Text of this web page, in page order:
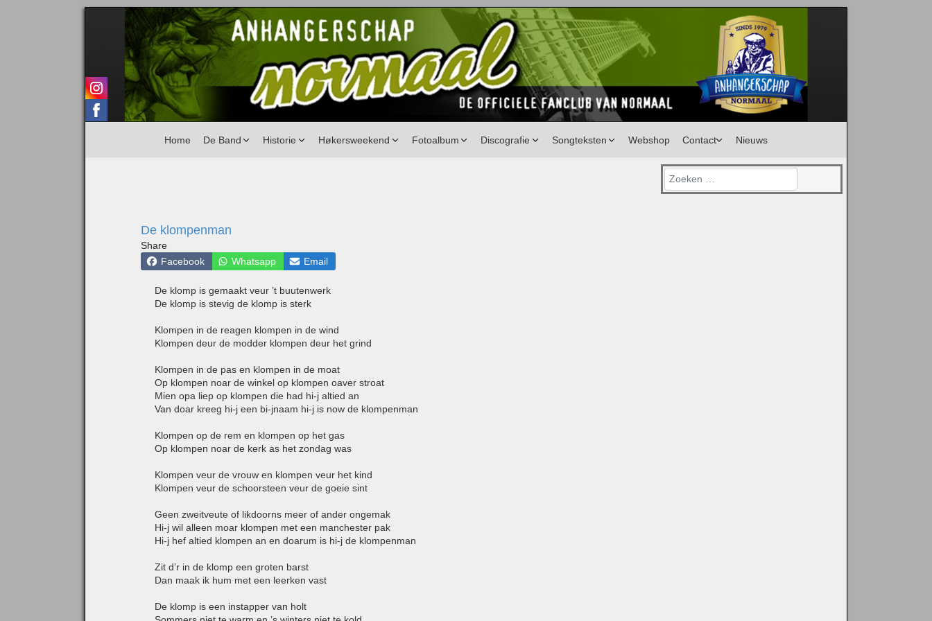
Home De Band Historie Høkersweekend Fotoalbum Discografie Songteksten Webshop Contact Nieuws
Zoeken
De klompenman
Share
Facebook
Whatsapp Email
De klomp is gemaakt veur ’t buutenwerk
De klomp is stevig de klomp is sterk
Klompen in de reagen klompen in de wind
Klompen deur de modder klompen deur het grind
Klompen in de pas en klompen in de moat
Op klompen noar de winkel op klompen oaver stroat
Mien opa liep op klompen die had hi-j altied an
Van doar kreeg hi-j een bi-jnaam hi-j is now de klompenman
Klompen op de rem en klompen op het gas
Op klompen noar de kerk as het zondag was
Klompen veur de vrouw en klompen veur het kind
Klompen veur de schoorsteen veur de goeie sint
Geen zweitveute of likdoorns meer of ander ongemak
Hi-j wil alleen moar klompen met een manchester pak
Hi-j hef altied klompen an en doarum is hi-j de klompenman
Zit d’r in de klomp een groten barst
Dan maak ik hum met een leerken vast
De klomp is een instapper van holt